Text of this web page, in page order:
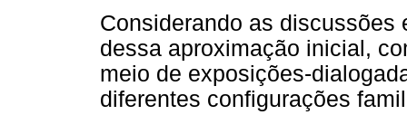
Considerando as discussões
dessa aproximação inicial,
meio de exposições-
diferentes configurações